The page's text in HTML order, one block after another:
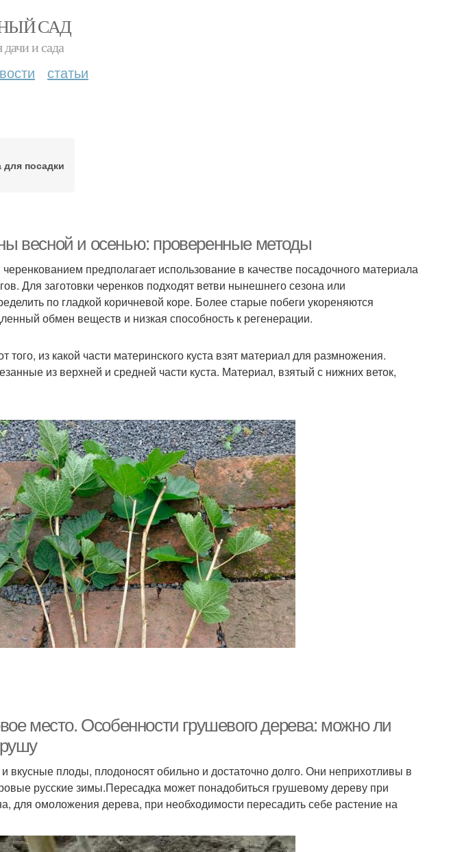
САД
дачи и сада
статьи
для посадки
весной и осенью: проверенные методы
предполагает использование в качестве посадочного материала
Для заготовки черенков подходят ветви нынешнего сезона или
по гладкой коричневой коре. Более старые побеги укореняются
обмен веществ и низкая способность к регенерации.
того, из какой части материнского куста взят материал для размножения.
из верхней и средней части куста. Материал, взятый с нижних веток,
место. Особенности грушевого дерева: можно ли
вкусные плоды, плодоносят обильно и достаточно долго. Они неприхотливы в
русские зимы.Пересадка может понадобиться грушевому дереву при
для омоложения дерева, при необходимости пересадить себе растение на